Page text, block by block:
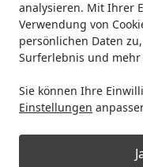
analysieren. Mit Ihrer
Verwendung von
persönlichen Daten
Surferlebnis und
Sie können Ihre
Einstellungen
Ihre
Kategorien
Filter / Sortierung
13